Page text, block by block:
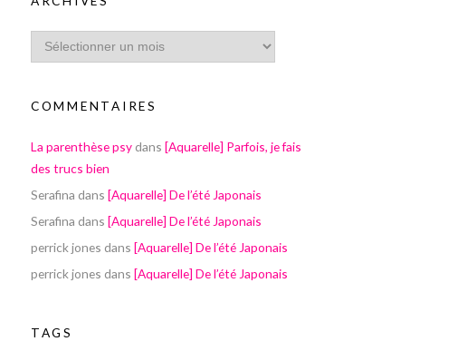
COMMENTAIRES
La parenthèse psy dans [Aquarelle] Parfois, je fais
des trucs bien
Serafina dans [Aquarelle] De l’été Japonais
Serafina dans [Aquarelle] De l’été Japonais
perrick jones dans [Aquarelle] De l’été Japonais
perrick jones dans [Aquarelle] De l’été Japonais
TAGS